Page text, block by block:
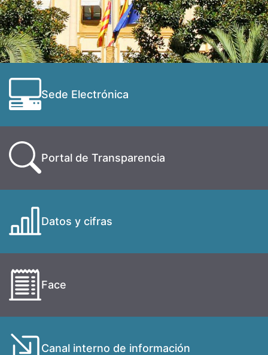
Sede Electrónica
Portal de Transparencia
Datos y cifras
Face
Canal interno de información